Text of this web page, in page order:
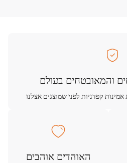
והמאובטחים בעולם
קפדניות לפני שמוצגים אצלנו
האוהדים אוהבים